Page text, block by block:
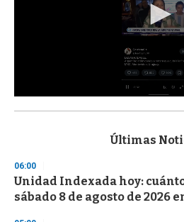
s
d
s
o
f
Últimas
06:00
Unidad Indexada hoy:
sábado 8 de agosto de 2026